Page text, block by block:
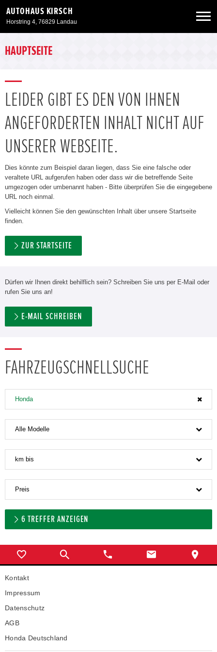
AUTOHAUS KIRSCH
Horstring 4, 76829 Landau
Neuwagen
Angebote
Unser Autohaus
HAUPTSEITE
LEIDER GIBT ES DEN VON IHNEN
ANGEFORDERTEN INHALT NICHT AUF
UNSERER WEBSEITE.
Dies könnte zum Beispiel daran liegen, dass Sie eine falsche oder
veraltete URL aufgerufen haben oder dass wir die betreffende Seite
umgezogen oder umbenannt haben - Bitte überprüfen Sie die eingegebene
URL noch einmal.
Vielleicht können Sie den gewünschten Inhalt über unsere Startseite
finden.
ZUR STARTSEITE
Dürfen wir Ihnen direkt behilflich sein? Schreiben Sie uns per E-Mail oder
rufen Sie uns an!
E-MAIL SCHREIBEN
FAHRZEUGSCHNELLSUCHE
Honda
Alle Modelle
km bis
Preis
6 TREFFER ANZEIGEN
Kontakt
Impressum
Datenschutz
AGB
Honda Deutschland